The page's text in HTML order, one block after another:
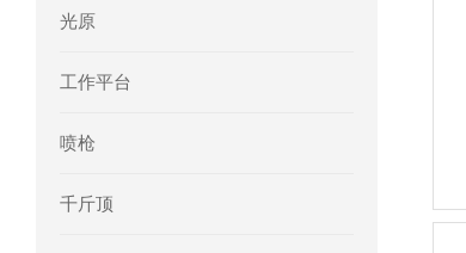
光原
工作平台
喷枪
千斤顶